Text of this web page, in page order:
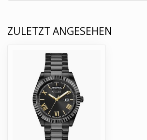
ZULETZT ANGESEHEN